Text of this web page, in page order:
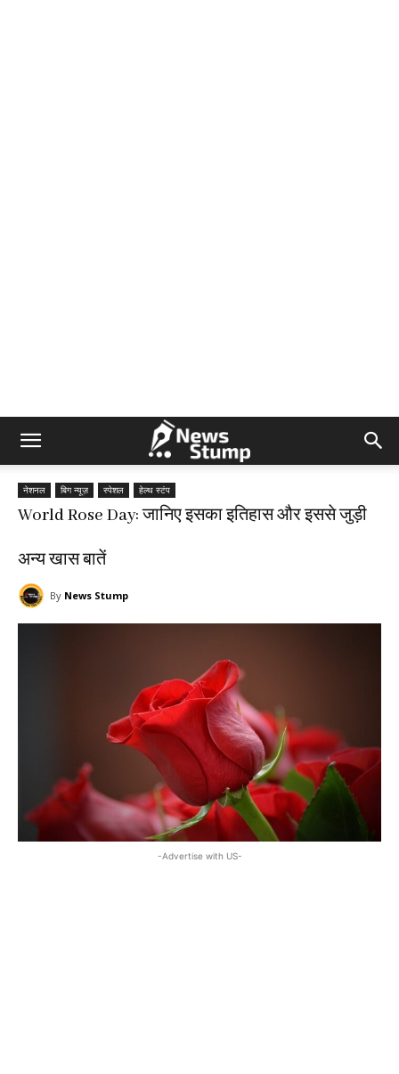
नेशनल बिग न्यूज़ स्पेशल हेल्थ स्टंप
World Rose Day: जानिए इसका इतिहास और इससे जुड़ी
अन्य खास बातें
By News Stump
-Advertise with US-